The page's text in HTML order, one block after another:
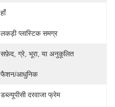
हाँ
लकड़ी प्लास्टिक समग्र
सफ़ेद, ग्रे, भूरा, या अनुकूलित
फैशन/आधुनिक
डब्ल्यूपीसी दरवाजा फ्रेम